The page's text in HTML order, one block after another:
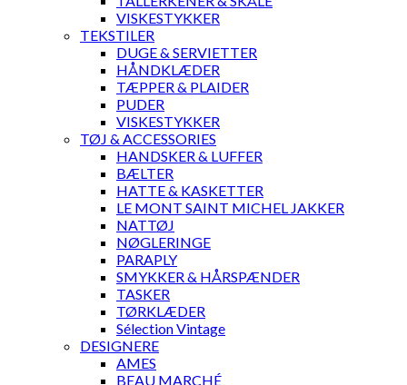
VISKESTYKKER
TEKSTILER
DUGE & SERVIETTER
HÅNDKLÆDER
TÆPPER & PLAIDER
PUDER
VISKESTYKKER
TØJ & ACCESSORIES
HANDSKER & LUFFER
BÆLTER
HATTE & KASKETTER
LE MONT SAINT MICHEL JAKKER
NATTØJ
NØGLERINGE
PARAPLY
SMYKKER & HÅRSPÆNDER
TASKER
TØRKLÆDER
Sélection Vintage
DESIGNERE
AMES
BEAU MARCHÉ